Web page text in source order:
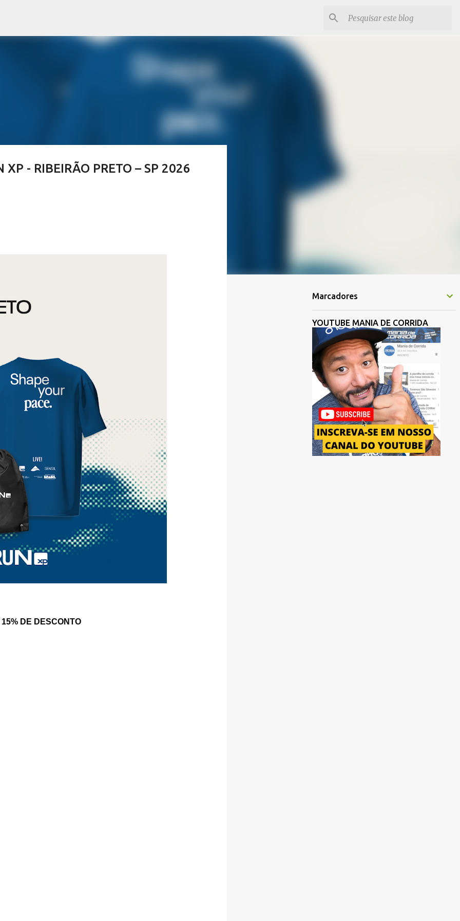
- RIBEIRÃO PRETO – SP 2026
DE DESCONTO
Marcadores
YOUTUBE MANIA DE CORRIDA